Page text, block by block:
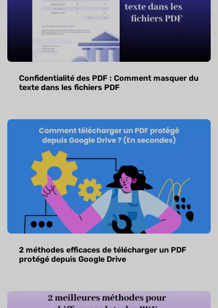
Confidentialité des PDF : Comment masquer du
texte dans les fichiers PDF
2 méthodes efficaces de télécharger un PDF
protégé depuis Google Drive